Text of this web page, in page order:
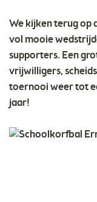
We kijken terug op
vol mooie
supporters. Een
vrijwilligers,
toernooi weer tot
jaar!